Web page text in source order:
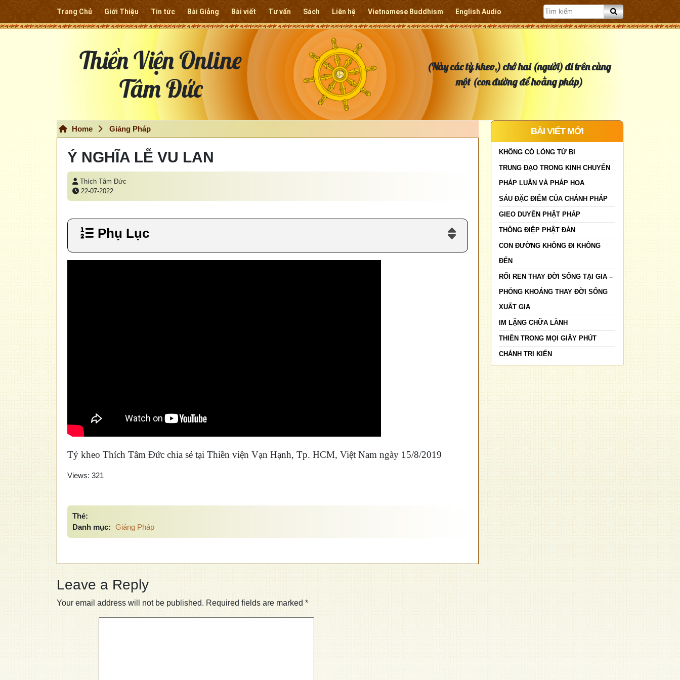
Trang Chủ Giới Thiệu Tin tức Bài Giảng Bài viết Tư vấn Sách Liên hệ Vietnamese Buddhism English Audio
Thiền Viện Online
Tâm Đức
(Này các tỳ kheo,) chớ hai (người) đi trên cùng
một (con đường để hoằng pháp)
Home Giảng Pháp
Ý NGHĨA LỄ VU LAN
Thích Tâm Đức
22-07-2022
Phụ Lục
Tỷ kheo Thích Tâm Đức chia sẻ tại Thiền viện Vạn Hạnh, Tp. HCM, Việt Nam ngày 15/8/2019
Views: 321
Thẻ:
Danh mục: Giảng Pháp
Leave a Reply
Your email address will not be published. Required fields are marked *
BÀI VIẾT MỚI
KHÔNG CÓ LÒNG TỪ BI
TRUNG ĐẠO TRONG KINH CHUYỂN
PHÁP LUÂN VÀ PHÁP HOA
SÁU ĐẶC ĐIỂM CỦA CHÁNH PHÁP
GIEO DUYÊN PHẬT PHÁP
THÔNG ĐIỆP PHẬT ĐẢN
CON ĐƯỜNG KHÔNG ĐI KHÔNG
ĐẾN
RỐI REN THAY ĐỜI SỐNG TẠI GIA –
PHÓNG KHOÁNG THAY ĐỜI SỐNG
XUẤT GIA
IM LẶNG CHỮA LÀNH
THIỀN TRONG MỌI GIÂY PHÚT
CHÁNH TRI KIẾN